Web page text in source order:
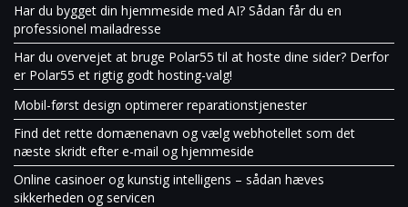
Har du bygget din hjemmeside med AI? Sådan får du en
professionel mailadresse
Har du overvejet at bruge Polar55 til at hoste dine sider? Derfor
er Polar55 et rigtig godt hosting-valg!
Mobil-først design optimerer reparationstjenester
Find det rette domænenavn og vælg webhotellet som det
næste skridt efter e-mail og hjemmeside
Online casinoer og kunstig intelligens – sådan hæves
sikkerheden og servicen